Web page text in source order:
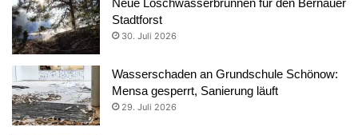
Stadtforst
30. Juli 2026
Wasserschaden an Grundschule Schönow:
Mensa gesperrt, Sanierung läuft
29. Juli 2026